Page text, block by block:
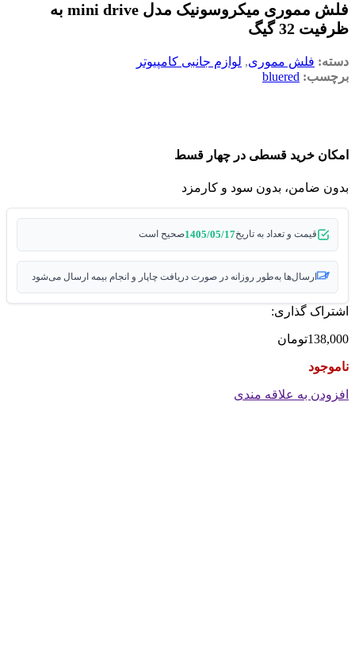
فلش مموری میکروسونیک مدل mini drive به
ظرفیت 32 گیگ
دسته: فلش مموری, لوازم جانبی کامپیوتر
برچسب: bluered
امکان خرید قسطی در چهار قسط
بدون ضامن، بدون سود و کارمزد
قیمت و تعداد به تاریخ1405/05/17صحیح است
ارسال‌ها به‌طور روزانه در صورت دریافت چاپار و انجام بیمه ارسال می‌شود
اشتراک گذاری:
138,000تومان
ناموجود
افزودن به علاقه مندی